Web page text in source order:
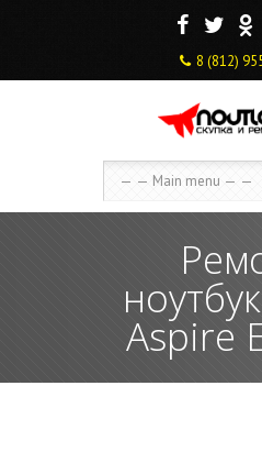
F T O
8 (812)
Aspire